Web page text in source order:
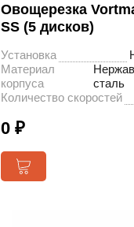
Овощерезка
SS (5 дисков)
Установка
Материал
корпуса
сталь
Количество скоростей
0 ₽